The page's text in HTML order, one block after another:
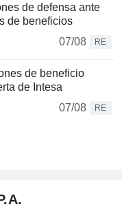
de defensa ante
de beneficios
07/08
RE
de beneficio
de Intesa
07/08
RE